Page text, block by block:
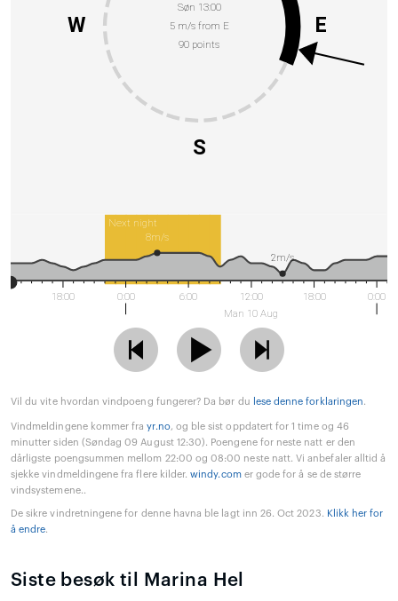
Søn 13:00
5 m/s from E
90 points
E
S
W
Next night
18:00 0:00 6:00
12:00
Man 10 Aug
18:00 0:00
8m/s
2m/s
Vil du vite hvordan vindpoeng fungerer? Da bør du lese denne forklaringen.
Vindmeldingene kommer frayr.no, og ble sist oppdatert for 1 time og 46
minutter siden (Søndag 09 August 12:30). Poengene for neste natt er den
dårligste poengsummen mellom 22:00 og 08:00 neste natt. Vi anbefaler alltid å
sjekke vindmeldingene fra flere kilder.windy.comer gode for å se de større
vindsystemene..
De sikre vindretningene for denne havna ble lagt inn 26. Oct 2023. Klikk her for
å endre.
Siste besøk til Marina Hel